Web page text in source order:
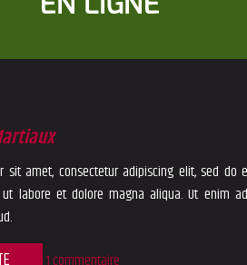
sit amet, consectetur adipiscing elit, sed do
labore et dolore magna aliqua. Ut enim